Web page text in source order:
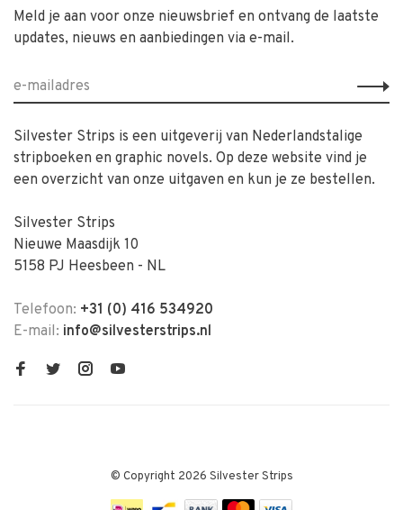
Meld je aan voor onze nieuwsbrief en ontvang de laatste
updates, nieuws en aanbiedingen via e-mail.
Silvester Strips is een uitgeverij van Nederlandstalige
stripboeken en graphic novels. Op deze website vind je
een overzicht van onze uitgaven en kun je ze bestellen.
Silvester Strips
Nieuwe Maasdijk 10
5158 PJ Heesbeen - NL
Telefoon: +31 (0) 416 534920
E-mail: info@silvesterstrips.nl
© Copyright 2026 Silvester Strips